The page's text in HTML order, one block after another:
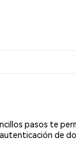
pasos te
de